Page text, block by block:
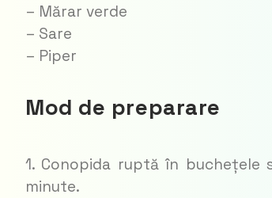
– Mărar verde
– Sare
– Piper
Mod de preparare
1. Conopida ruptă în
minute.